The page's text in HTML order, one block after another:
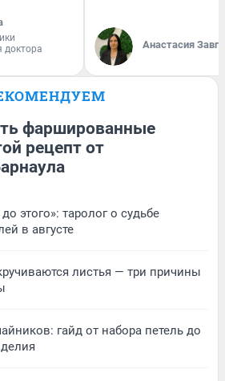
доктора
Анастасия
фаршированные
рецепт от
этого»: таролог о судьбе
в августе
листья — три причины
гайд от набора петель до